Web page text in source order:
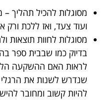
מסוגלות להכיל תהליך
ועוד צעד, ואז ללכת ורק
מסוגלות לחוות תוצאות
בדיוק כמו שבבית ספר
לראות האם ההשקעה
שנדרש לשנות את
להיות קשוב ומחובר